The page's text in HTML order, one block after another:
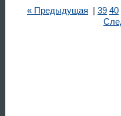
« Предыдущая 39 40